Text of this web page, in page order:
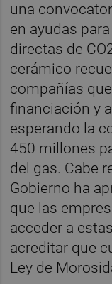
una
en ayudas
directas de
cerámico
compañías
financiación y
esperando la
450 millones
del gas. Cabe
Gobierno ha
que las
acceder a
acreditar que
Ley de